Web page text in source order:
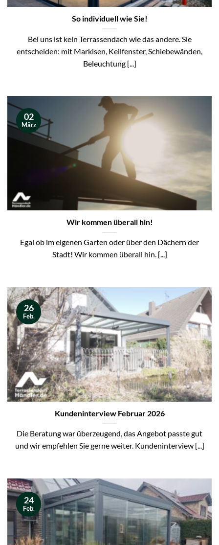
So individuell wie Sie!
Bei uns ist kein Terrassendach wie das andere. Sie
entscheiden: mit Markisen, Keilfenster, Schiebewänden,
Beleuchtung [...]
Wir kommen überall hin!
Egal ob im eigenen Garten oder über den Dächern der
Stadt! Wir kommen überall hin. [...]
02
März
Kundeninterview Februar 2026
Die Beratung war überzeugend, das Angebot passte gut
und wir empfehlen Sie gerne weiter. Kundeninterview [...]
26
Feb.
24
Feb.